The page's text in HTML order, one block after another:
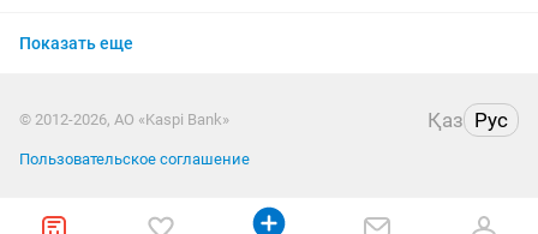
цене гелиевые шары
Праздники и мероприятия в Актобе
Праздники и мероприятия в Павлодаре
Праздники и мероприятия в Уральске
Показать еще
© 2012-2026, АО «Kaspi Bank» Қаз Рус
Пользовательское соглашение